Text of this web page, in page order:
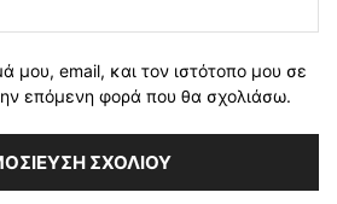
μου, email, και τον ιστότοπο μου σε
επόμενη φορά που θα σχολιάσω.